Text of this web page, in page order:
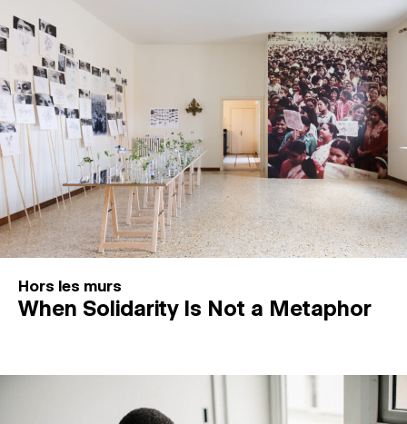
Hors les murs
When Solidarity Is Not a Metaphor